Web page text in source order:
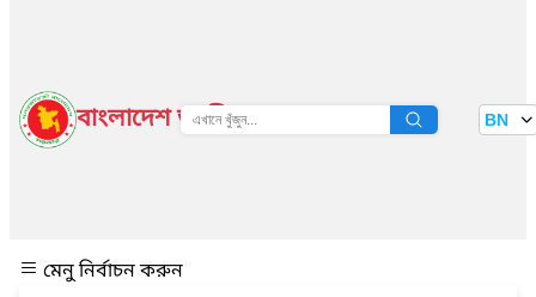
বাংলাদেশ জাতীয় তথ্য বাতায়ন BN
মেনু নির্বাচন করুন